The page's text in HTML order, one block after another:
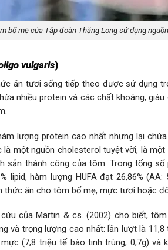
bố mẹ của Tập đoàn Thăng Long sử dụng
vulgaris)
ăn tươi sống tiếp theo được sử dụng
nhiều protein và các chất khoáng,
lượng protein cao nhất nhưng lại
là một nguồn cholesterol tuyệt vời, là
sản thành công của tôm. Trong tổng
lipid, hàm lượng HUFA đạt 26,86% (AA:
thức ăn cho tôm bố mẹ, mực tươi hoặc
cứu của Martin & cs. (2002) cho biết,
và trọng lượng cao nhất: lần lượt là
(7,8 triệu tế bào tinh trùng, 0,7g)